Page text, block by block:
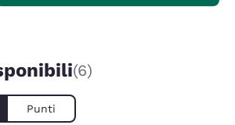
(6)
Punti